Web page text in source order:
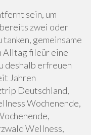
sein, um
zwei oder
tanken, gemeinsame
Alltag fileür eine
deshalb erfreuen
Jahren
Deutschland,
Wochenende,
Wellness,